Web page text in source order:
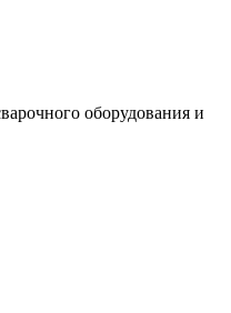
оборудования и